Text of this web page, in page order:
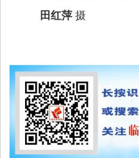
田红萍摄